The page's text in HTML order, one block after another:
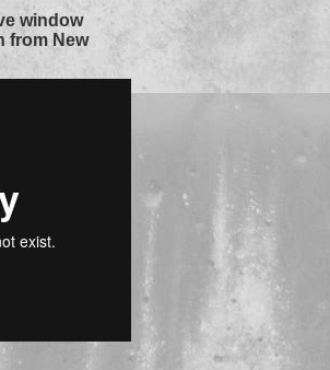
window
from New